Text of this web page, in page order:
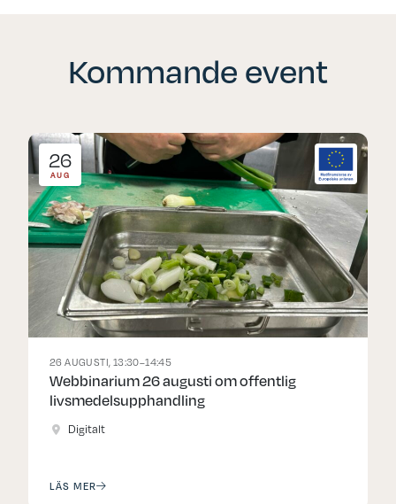
Kommande event
26
AUG
26 AUGUSTI, 13:30–14:45
Webbinarium 26 augusti om offentlig
livsmedelsupphandling
Digitalt
LÄS MER